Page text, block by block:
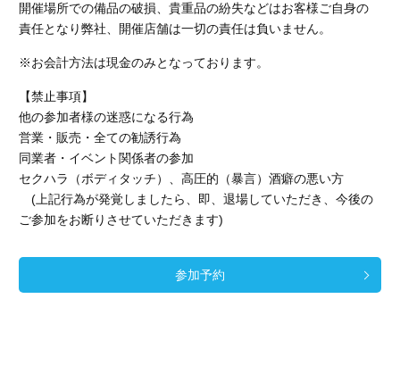
開催場所での備品の破損、貴重品の紛失などはお客様ご自身の
責任となり弊社、開催店舗は一切の責任は負いません。
※お会計方法は現金のみとなっております。
【禁止事項】
他の参加者様の迷惑になる行為
営業・販売・全ての勧誘行為
同業者・イベント関係者の参加
セクハラ（ボディタッチ）、高圧的（暴言）酒癖の悪い方
(上記行為が発覚しましたら、即、退場していただき、今後の
ご参加をお断りさせていただきます)
参加予約